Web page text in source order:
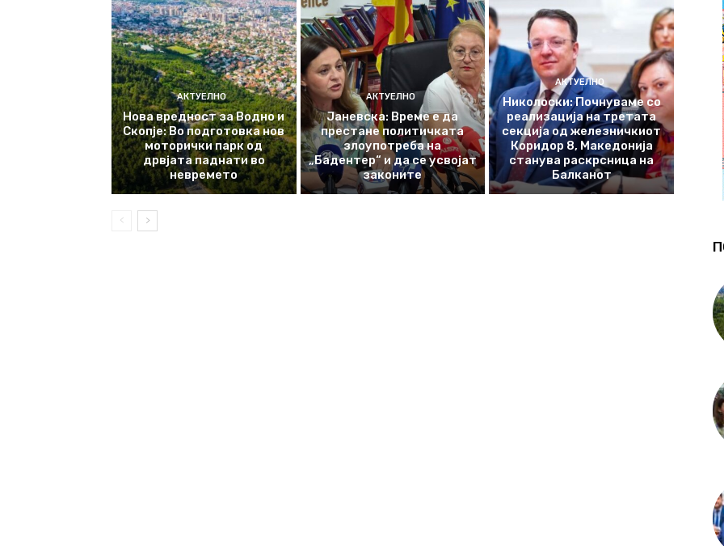
АКТУЕЛНО
Нова вредност за Водно и
Скопје: Во подготовка нов
моторички парк од
дрвјата паднати во
невремето
АКТУЕЛНО
Јаневска: Време е да
престане политичката
злоупотреба на
„Бадентер“ и да се усвојат
законите
АКТУЕЛНО
Николоски: Почнуваме со
реализација на третата
секција од железничкиот
Коридор 8, Македонија
станува раскрсница на
Балканот